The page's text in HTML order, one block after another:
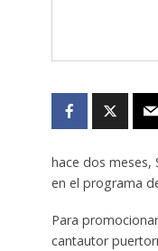
hace dos meses,
en el programa
Para
cantautor